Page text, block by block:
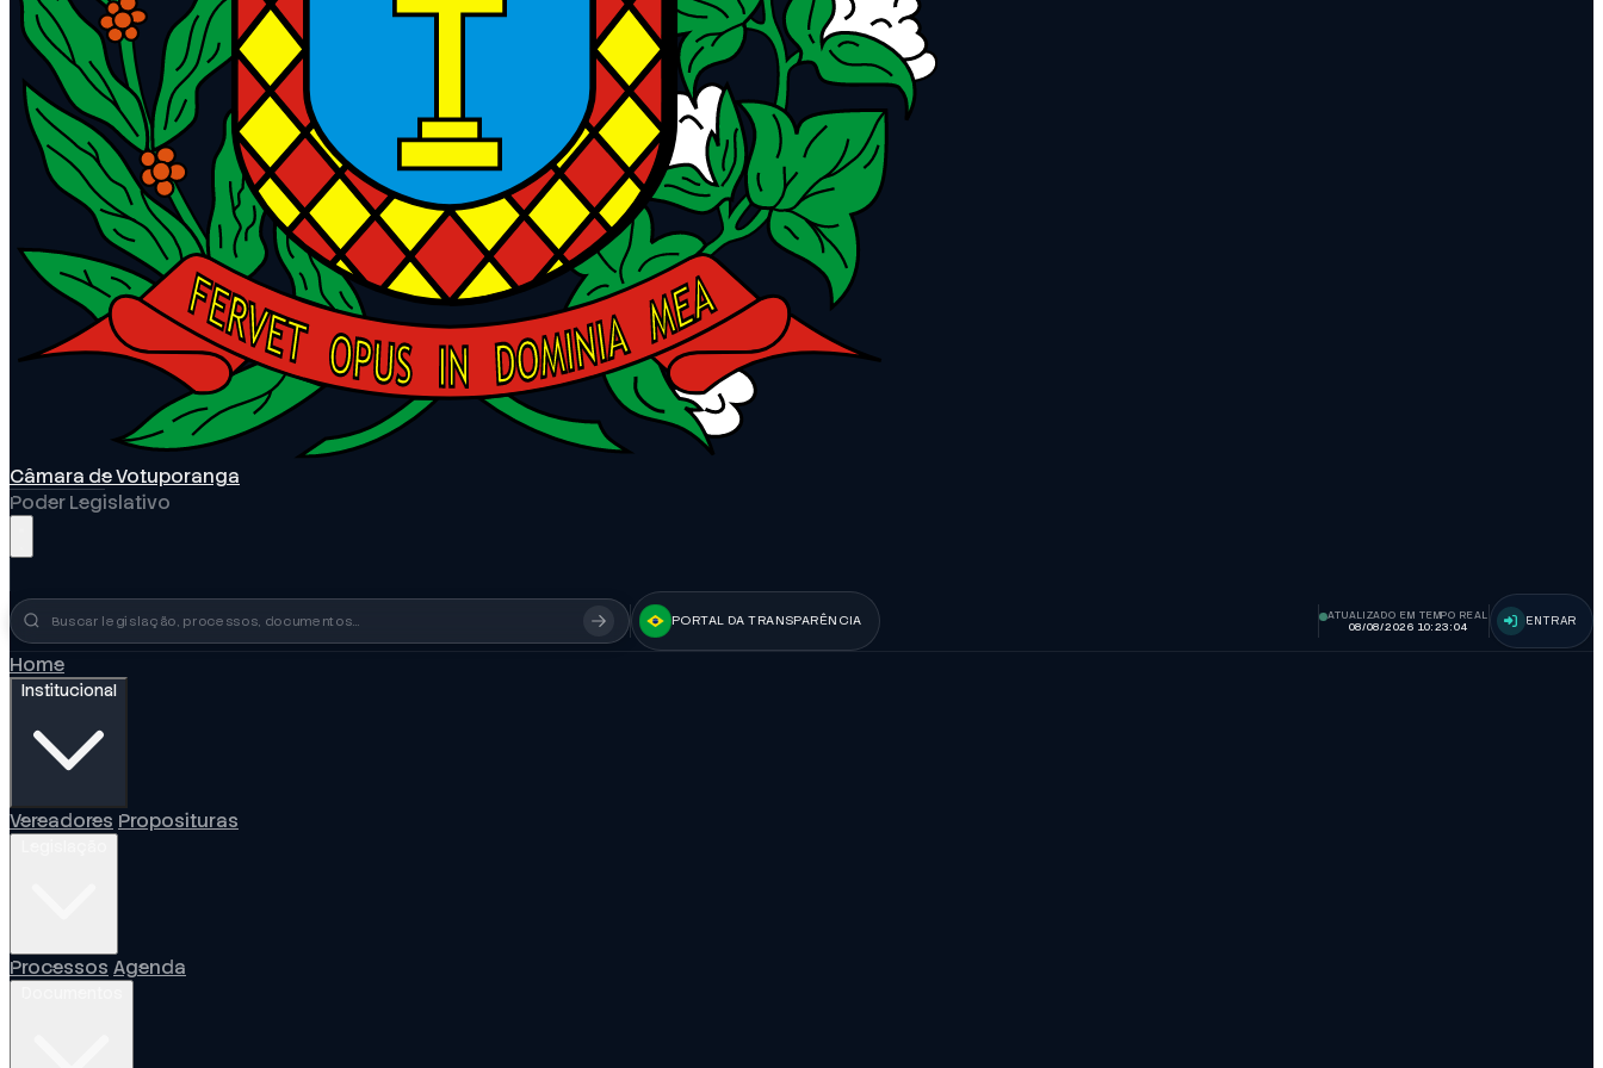
Câmara de Votuporanga
Poder Legislativo
Busca no portal PORTAL DA TRANSPARÊNCIA
ATUALIZADO EM TEMPO REAL
08/08/2026 10:23:05
ENTRAR
Home
Institucional
Vereadores Proposituras
Processos Agenda